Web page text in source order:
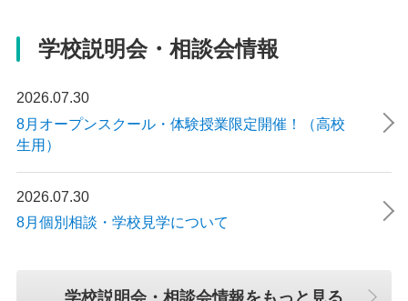
043-307-5845
JR 海浜幕張駅 徒歩5分
教員コメント
幕張芸術学部校では、生徒ひとりひとりが自
学校説明会・相談会情報
2026.07.30
8月オープンスクール・体験授業限定開催！（高校
生用）
2026.07.30
8月個別相談・学校見学について
学校説明会・相談会情報をもっと見る